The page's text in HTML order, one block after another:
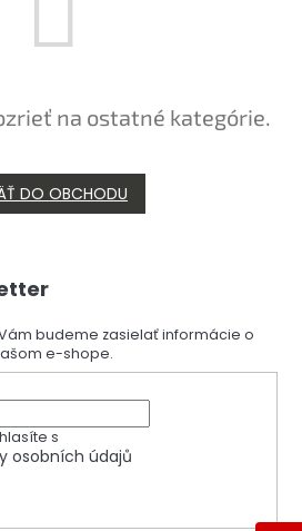
na ostatné kategórie.
DO OBCHODU
budeme zasielať informácie o
e-shope.
s
osobních údajů